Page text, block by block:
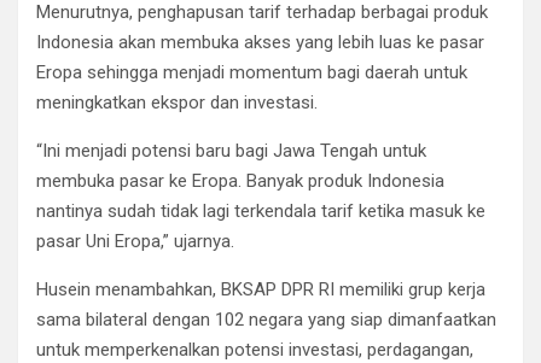
Menurutnya, penghapusan tarif terhadap berbagai produk
Indonesia akan membuka akses yang lebih luas ke pasar
Eropa sehingga menjadi momentum bagi daerah untuk
meningkatkan ekspor dan investasi.
“Ini menjadi potensi baru bagi Jawa Tengah untuk
membuka pasar ke Eropa. Banyak produk Indonesia
nantinya sudah tidak lagi terkendala tarif ketika masuk ke
pasar Uni Eropa,” ujarnya.
Husein menambahkan, BKSAP DPR RI memiliki grup kerja
sama bilateral dengan 102 negara yang siap dimanfaatkan
untuk memperkenalkan potensi investasi, perdagangan,